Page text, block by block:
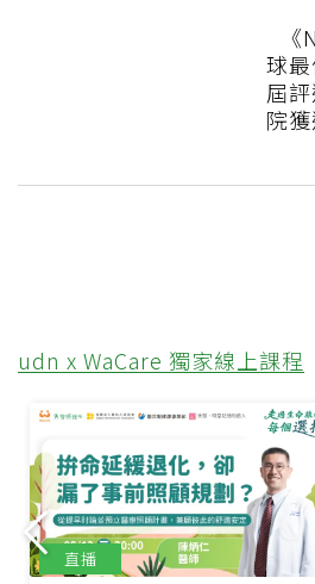
球
屆
院
udn x WaCare 獨家線上課程
直播